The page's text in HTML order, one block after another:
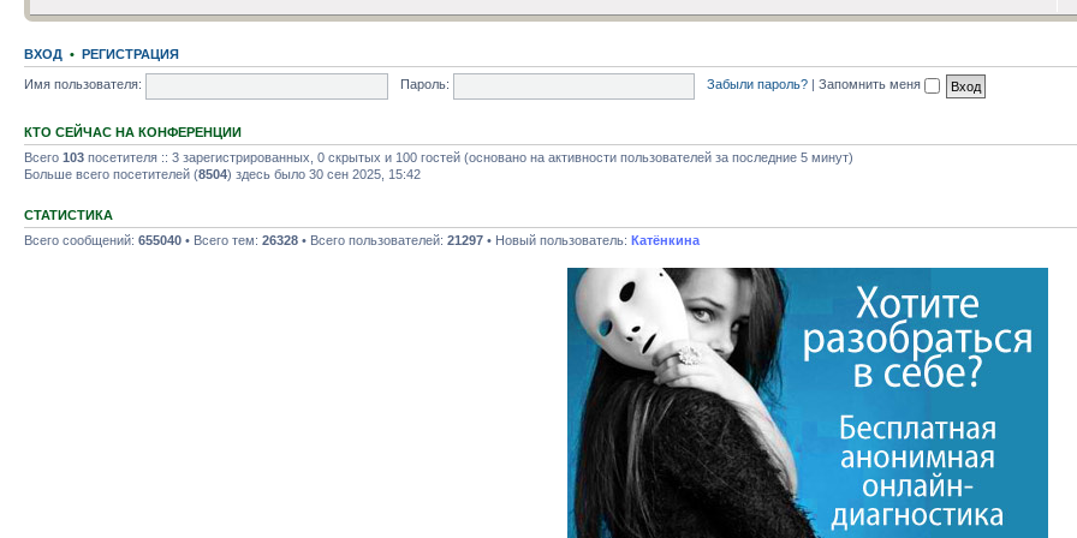
ВХОД • РЕГИСТРАЦИЯ
Имя пользователя: Пароль: Забыли пароль? Запомнить меня
КТО СЕЙЧАС НА КОНФЕРЕНЦИИ
Всего 103 посетителя :: 3 зарегистрированных, 0 скрытых и 100 гостей (основано на активности пользователей за последние 5 минут)
Больше всего посетителей (8504) здесь было 30 сен 2025, 15:42
СТАТИСТИКА
Всего сообщений: 655040 • Всего тем: 26328 • Всего пользователей: 21297 • Новый пользователь: Катёнкина